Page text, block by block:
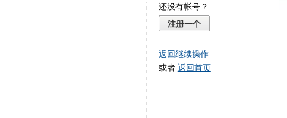
还没有帐号？
注册一个
返回继续操作
或者 返回首页